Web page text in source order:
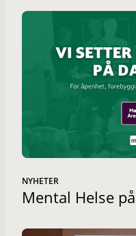
NYHETER
Mental Helse